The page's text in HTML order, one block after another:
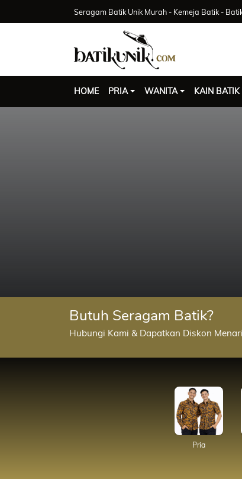
Seragam Batik Unik Murah - Kemeja Batik -
HOME PRIA WANITA KAIN BATIK
Butuh Seragam Batik?
Hubungi Kami & Dapatkan Diskon
Pria